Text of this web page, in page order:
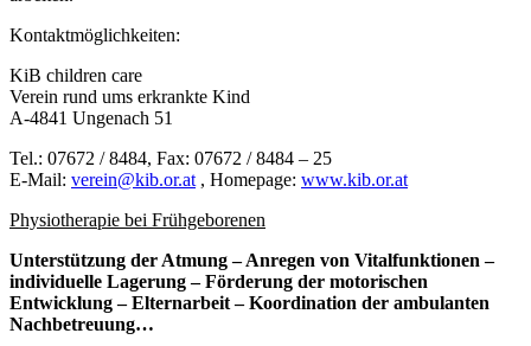
Kontaktmöglichkeiten:
KiB children care
Verein rund ums erkrankte Kind
A-4841 Ungenach 51
Tel.: 07672 / 8484, Fax: 07672 / 8484 – 25
E-Mail: verein@kib.or.at , Homepage: www.kib.or.at
Physiotherapie bei Frühgeborenen
Unterstützung der Atmung – Anregen von Vitalfunktionen –
individuelle Lagerung – Förderung der motorischen
Entwicklung – Elternarbeit – Koordination der ambulanten
Nachbetreuung…